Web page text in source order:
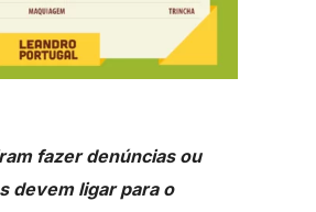
fazer denúncias ou
devem ligar para o